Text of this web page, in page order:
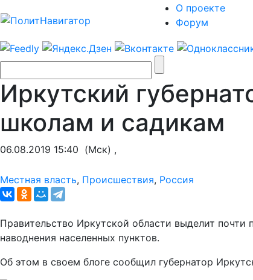
О проекте
Форум
Иркутский
школам и садикам
06.08.2019 15:40 (Мск) ,
Местная власть, Происшествия, Россия
Правительство Иркутской области выделит
наводнения населенных пунктов.
Об этом в своем блоге сообщил губернатор